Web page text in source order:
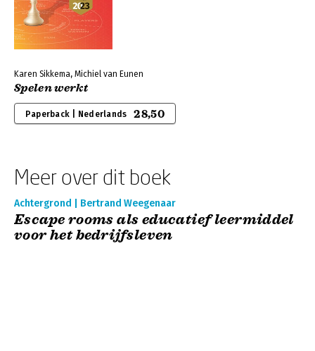
Karen Sikkema, Michiel van Eunen
Spelen werkt
Paperback | Nederlands 28,50
Meer over dit boek
Achtergrond | Bertrand Weegenaar
Escape rooms als educatief leermiddel
voor het bedrijfsleven